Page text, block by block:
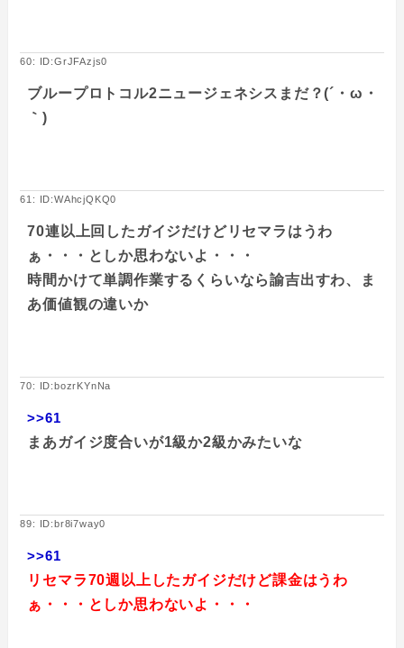
60: ID:GrJFAzjs0
ブループロトコル2ニュージェネシスまだ？(´・ω・
｀)
61: ID:WAhcjQKQ0
70連以上回したガイジだけどリセマラはうわ
ぁ・・・としか思わないよ・・・
時間かけて単調作業するくらいなら諭吉出すわ、ま
あ価値観の違いか
70: ID:bozrKYnNa
>>61
まあガイジ度合いが1級か2級かみたいな
89: ID:br8i7way0
>>61
リセマラ70週以上したガイジだけど課金はうわ
ぁ・・・としか思わないよ・・・